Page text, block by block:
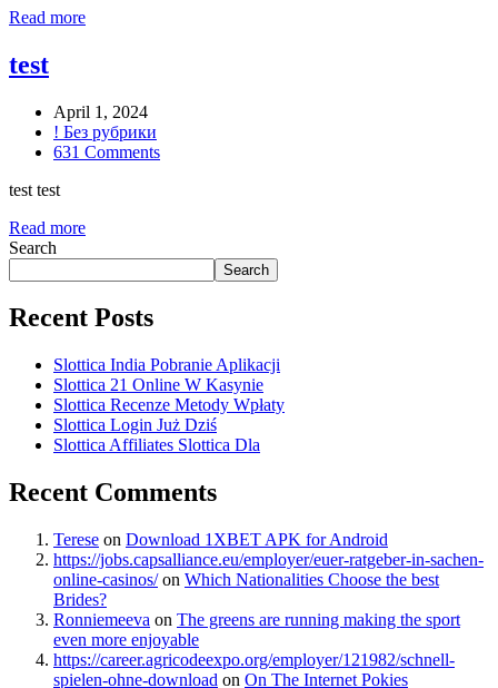
Read more
test
April 1, 2024
! Без рубрики
631 Comments
test test
Read more
Search
Search
Recent Posts
Slottica India Pobranie Aplikacji
Slottica 21 Online W Kasynie
Slottica Recenze Metody Wpłaty
Slottica Login Już Dziś
Slottica Affiliates Slottica Dla
Recent Comments
Terese on Download 1XBET APK for Android
https://jobs.capsalliance.eu/employer/euer-ratgeber-in-sachen-
online-casinos/on Which Nationalities Choose the best
Brides?
Ronniemeeva on The greens are running making the sport
even more enjoyable
https://career.agricodeexpo.org/employer/121982/schnell-
spielen-ohne-download on On The Internet Pokies